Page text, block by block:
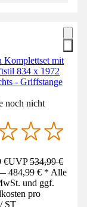
Komplettset mit
834 x 1972
- Griffstange
noch nicht
€UVP534,99 €
484,99 € * Alle
und ggf.
pro
/ ST